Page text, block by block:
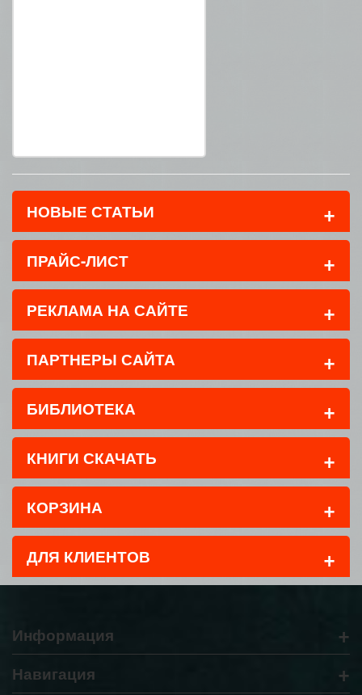
НОВЫЕ СТАТЬИ +
ПРАЙС-ЛИСТ +
РЕКЛАМА НА САЙТЕ +
ПАРТНЕРЫ САЙТА +
БИБЛИОТЕКА +
КНИГИ СКАЧАТЬ +
КОРЗИНА +
ДЛЯ КЛИЕНТОВ +
Информация +
Навигация +